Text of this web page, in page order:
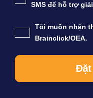
SMS để hỗ trợ
Tôi muốn nhận
Brainclick/OEA.